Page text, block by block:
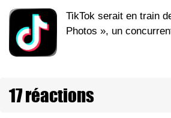
TikTok serait en train
Photos », un
17 réactions